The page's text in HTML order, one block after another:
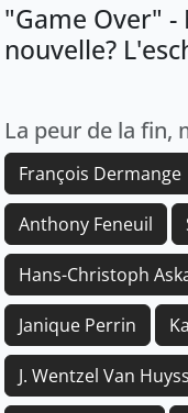
"Game Over" -
nouvelle?
La peur de la fin,
François Dermange
Anthony Feneuil
Hans-Christoph
Janique Perrin
J. Wentzel Van